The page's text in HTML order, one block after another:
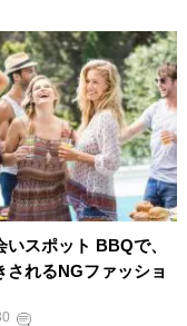
いスポット BBQで、
されるNGファッショ